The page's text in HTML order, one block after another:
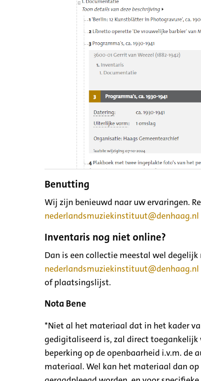
Benutting
Wij zijn benieuwd naar uw ervaringen.
nederlandsmuziekinstituut@denhaag.nl
Inventaris nog niet online?
Dan is een collectie meestal wel
nederlandsmuziekinstituut@denhaag.nl
of plaatsingslijst.
Nota Bene
*Niet al het materiaal dat in het kader
gedigitaliseerd is, zal direct toegankelijk
beperking op de openbaarheid i.v.m. de
materiaal. Wel kan het materiaal dan